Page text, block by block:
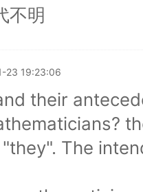
不明
23 19:23:06
their
The